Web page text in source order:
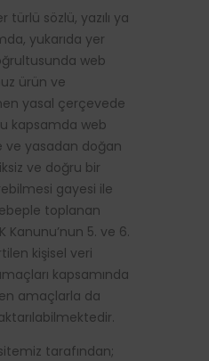
türlü sözlü, yazılı ya
yukarıda yer
web
ürün ve
yasal çerçevede
kapsamda web
ve yasadan doğan
ve doğru bir
gayesi ile
toplanan
Kanunu’nun 5. ve 6.
kişisel veri
kapsamında
amaçlarla da
tarafından;